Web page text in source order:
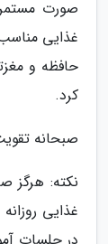
صورت
غذایی
حافظه و
کرد.
صبحانه
نکته: هرگز
غذایی